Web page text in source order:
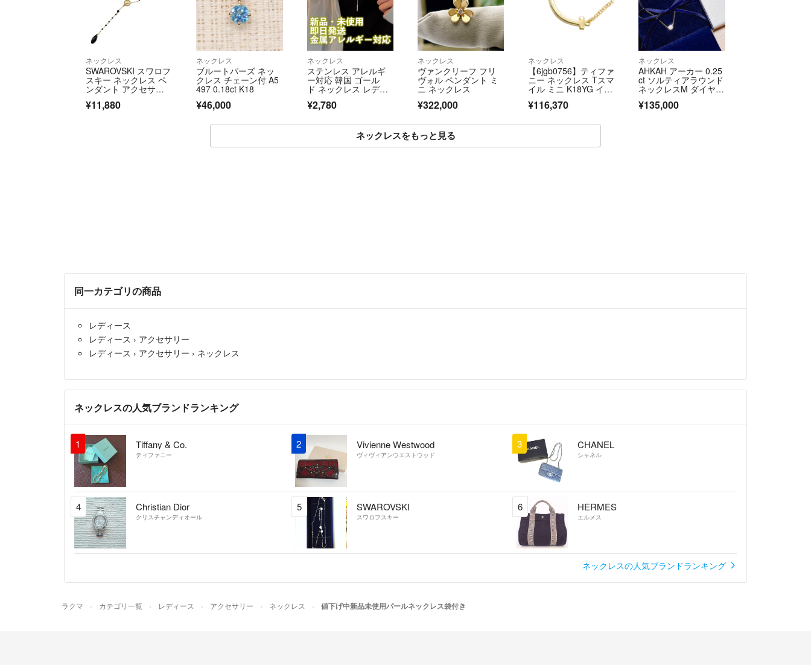
ネックレス
SWAROVSKI スワロフ
スキー ネックレス ペ
ンダント アクセサリ
連 レイヤード クリス
¥11,880
ネックレス
ブルートパーズ ネッ
クレス チェーン付 A5
497 0.18ct K18
¥46,000
ネックレス
ステンレス アレルギ
ー対応 韓国 ゴール
ド ネックレス レディ
¥2,780
ネックレス
ヴァンクリーフ フリ
ヴォル ペンダント ミ
ニ ネックレス
¥322,000
ネックレス
【6jgb0756】ティファ
ニー ネックレス Tスマ
イル ミニ K18YG イエ
レディース
¥116,370
ネックレス
AHKAH アーカー 0.25
ct ソルティアラウンド
ネックレスM ダイヤモ
ルド
¥135,000
ネックレスをもっと見る
同一カテゴリの商品
レディース
レディース › アクセサリー
レディース › アクセサリー › ネックレス
ネックレスの人気ブランドランキング
1 Tiffany & Co.
ティファニー
2 Vivienne Westwood
ヴィヴィアンウエストウッド
3 CHANEL
シャネル
4 Christian Dior
クリスチャンディオール
5 SWAROVSKI
スワロフスキー
6 HERMES
エルメス
ネックレスの人気ブランドランキング
ラクマ カテゴリ一覧 レディース アクセサリー ネックレス 値下げ中新品未使用パールネックレス袋付き